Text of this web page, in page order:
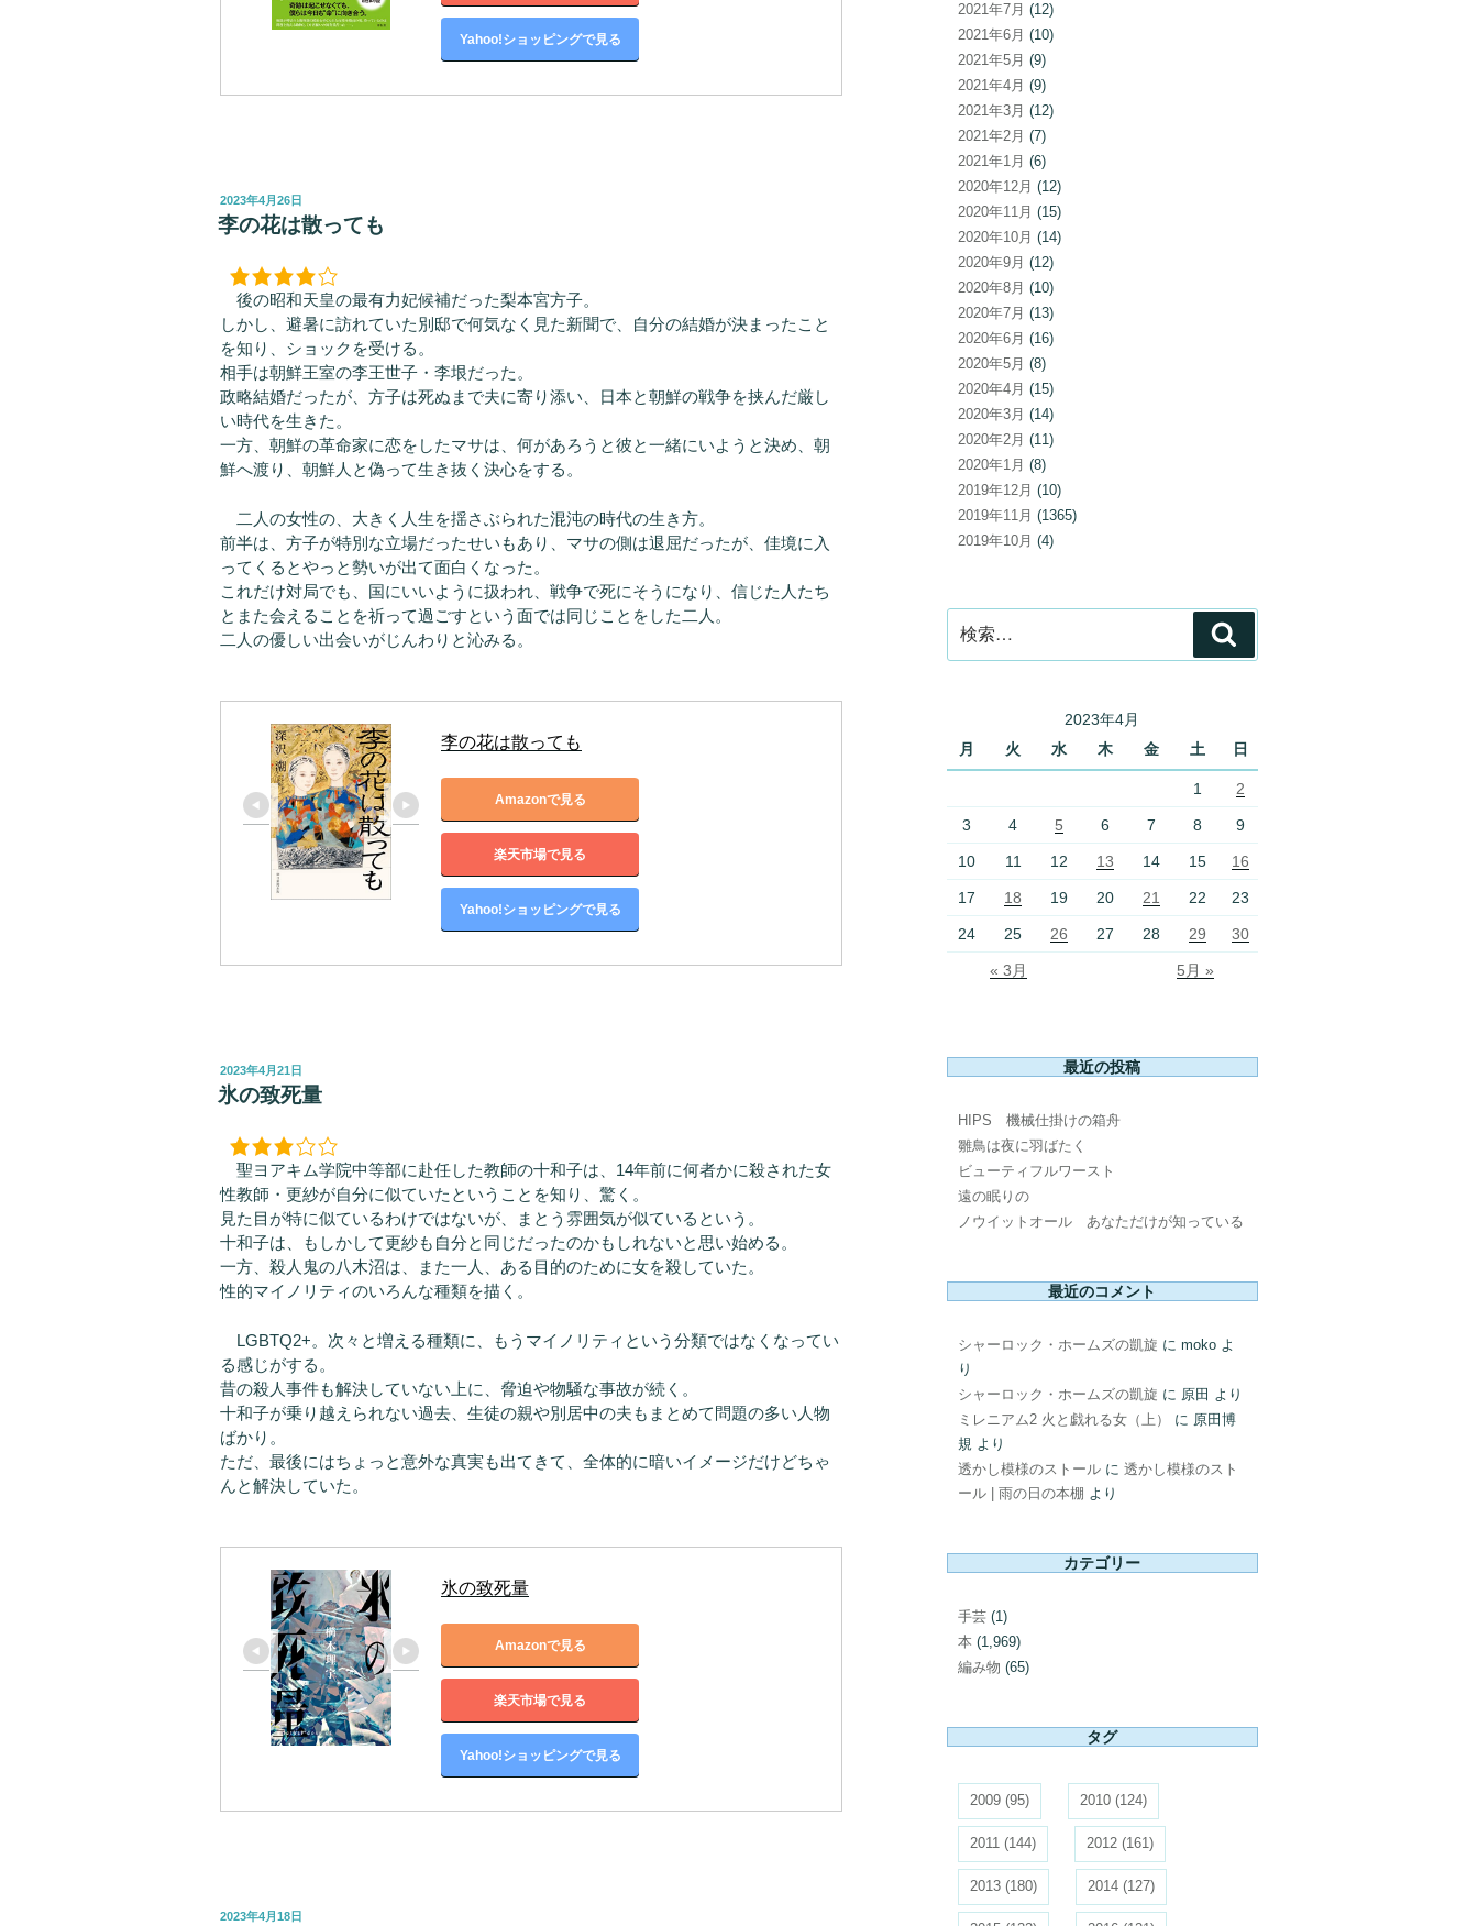
Yahoo!ショッピングで見る
投
稿
日:
2023年4月26日
李の花は散っても
後の昭和天皇の最有力妃候補だった梨本宮方子。
しかし、避暑に訪れていた別邸で何気なく見た新聞で、自分の結婚が決まったこと
を知り、ショックを受ける。
相手は朝鮮王室の李王世子・李垠だった。
政略結婚だったが、方子は死ぬまで夫に寄り添い、日本と朝鮮の戦争を挟んだ厳し
い時代を生きた。
一方、朝鮮の革命家に恋をしたマサは、何があろうと彼と一緒にいようと決め、朝
鮮へ渡り、朝鮮人と偽って生き抜く決心をする。
二人の女性の、大きく人生を揺さぶられた混沌の時代の生き方。
前半は、方子が特別な立場だったせいもあり、マサの側は退屈だったが、佳境に入
ってくるとやっと勢いが出て面白くなった。
これだけ対局でも、国にいいように扱われ、戦争で死にそうになり、信じた人たち
とまた会えることを祈って過ごすという面では同じことをした二人。
二人の優しい出会いがじんわりと沁みる。
李の花は散っても
Amazonで見る
楽天市場で見る
Yahoo!ショッピングで見る
投
稿
日:
2023年4月21日
氷の致死量
聖ヨアキム学院中等部に赴任した教師の十和子は、14年前に何者かに殺された女
性教師・更紗が自分に似ていたということを知り、驚く。
見た目が特に似ているわけではないが、まとう雰囲気が似ているという。
十和子は、もしかして更紗も自分と同じだったのかもしれないと思い始める。
一方、殺人鬼の八木沼は、また一人、ある目的のために女を殺していた。
性的マイノリティのいろんな種類を描く。
LGBTQ2+。次々と増える種類に、もうマイノリティという分類ではなくなってい
る感じがする。
昔の殺人事件も解決していない上に、脅迫や物騒な事故が続く。
十和子が乗り越えられない過去、生徒の親や別居中の夫もまとめて問題の多い人物
ばかり。
ただ、最後にはちょっと意外な真実も出てきて、全体的に暗いイメージだけどちゃ
んと解決していた。
氷の致死量
Amazonで見る
楽天市場で見る
Yahoo!ショッピングで見る
投
2023年4月18日
2021年7月 (12)
2021年6月 (10)
2021年5月 (9)
2021年4月 (9)
2021年3月 (12)
2021年2月 (7)
2021年1月 (6)
2020年12月 (12)
2020年11月 (15)
2020年10月 (14)
2020年9月 (12)
2020年8月 (10)
2020年7月 (13)
2020年6月 (16)
2020年5月 (8)
2020年4月 (15)
2020年3月 (14)
2020年2月 (11)
2020年1月 (8)
2019年12月 (10)
2019年11月 (1365)
2019年10月 (4)
索:
索
2023年4月
月
火 水 木 金 土 日
1 2
3 4 5 6 7 8 9
10 11 12 13 14 15 16
17 18 19 20 21 22 23
24 25 26 27 28 29 30
« 3月 5月 »
最近の投稿
HIPS 機械仕掛けの箱舟
雛鳥は夜に羽ばたく
ビューティフルワースト
遠の眠りの
ノウイットオール あなただけが知っている
最近のコメント
シャーロック・ホームズの凱旋 に mokoよ
り
シャーロック・ホームズの凱旋 に 原田 より
ミレニアム2 火と戯れる女（上）
に 原田博
規より
透かし模様のストールに 透かし模様のスト
ール | 雨の日の本棚 より
カテゴリー
手芸(1)
本 (1,969)
編み物 (65)
タグ
2009(95) 2010(124)
2011(144) 2012(161)
2013(180) 2014(127)